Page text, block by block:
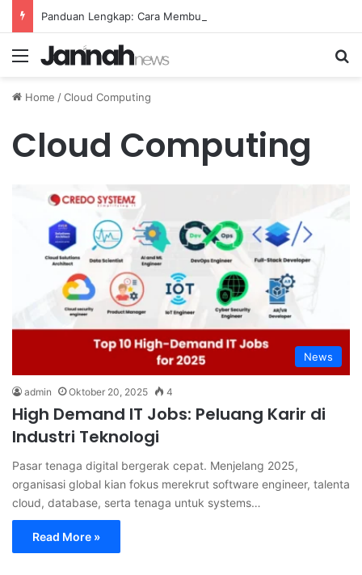
Menu
Home /Cloud Computing
Cloud Computing
News
admin Oktober 20, 2025 4
High Demand IT Jobs: Peluang Karir di
Industri Teknologi
Pasar tenaga digital bergerak cepat. Menjelang 2025,
organisasi global kian fokus merekrut software engineer, talenta
cloud, database, serta tenaga untuk systems…
Read More »